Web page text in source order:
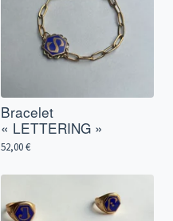
Bracelet
« LETTERING »
52,00€